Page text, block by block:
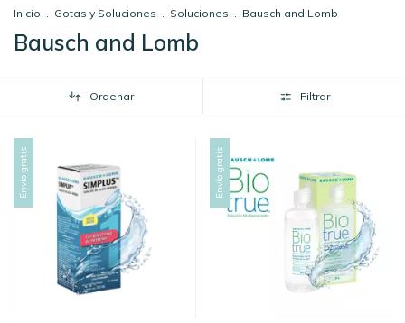
Inicio . Gotas y Soluciones . Soluciones . Bausch and Lomb
Bausch and Lomb
Ordenar Filtrar
Envío gratis Envío gratis